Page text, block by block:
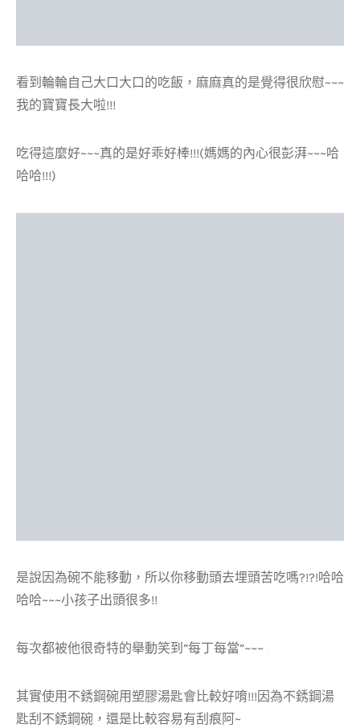
看到輪輪自己大口大口的吃飯，麻麻真的是覺得很欣慰~~~
我的寶寶長大啦!!!
吃得這麼好~~~真的是好乖好棒!!!(媽媽的內心很彭湃~~~哈
哈哈!!!)
是說因為碗不能移動，所以你移動頭去埋頭苦吃嗎?!?!哈哈
哈哈~~~小孩子出頭很多!!
每次都被他很奇特的舉動笑到”每丁每當”~~~
其實使用不銹鋼碗用塑膠湯匙會比較好唷!!!因為不銹鋼湯
匙刮不銹鋼碗，還是比較容易有刮痕阿~